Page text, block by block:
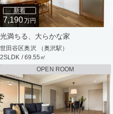
新着
7,190万円
光満ちる、大らかな家
世田谷区奥沢 （奥沢駅）
2SLDK / 69.55㎡
OPEN ROOM